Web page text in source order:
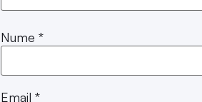
Nume *
Email *